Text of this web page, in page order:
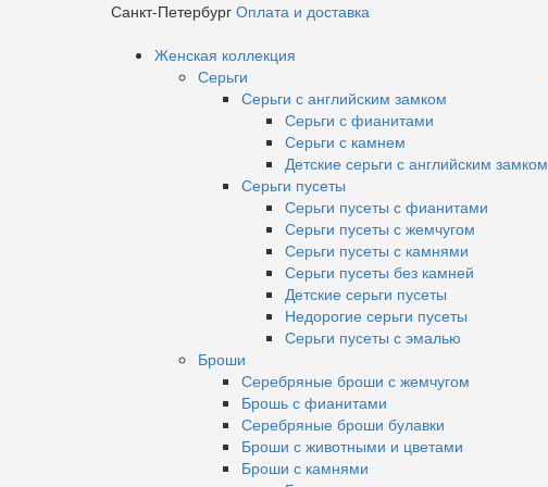
Санкт-Петербург Оплата и доставка
Женская коллекция
Серьги
Серьги с английским замком
Серьги с фианитами
Серьги с камнем
Детские серьги с английским замком
Серьги пусеты
Серьги пусеты с фианитами
Серьги пусеты с жемчугом
Серьги пусеты с камнями
Серьги пусеты без камней
Детские серьги пусеты
Недорогие серьги пусеты
Серьги пусеты с эмалью
Броши
Серебряные броши с жемчугом
Брошь с фианитами
Серебряные броши булавки
Броши с животными и цветами
Броши с камнями